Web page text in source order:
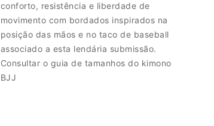
conforto, resistência e liberdade de
movimento com bordados inspirados na
posição das mãos e no taco de baseball
associado a esta lendária submissão.
Consultar o guia de tamanhos do kimono
BJJ